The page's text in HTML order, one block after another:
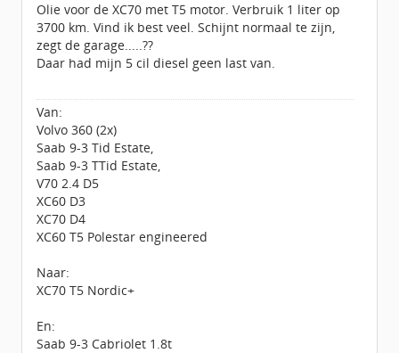
Geregistreerd:02 / 2022
Olie voor de XC70 met T5 motor. Verbruik 1 liter op
3700 km. Vind ik best veel. Schijnt normaal te zijn,
zegt de garage.....??
Daar had mijn 5 cil diesel geen last van.
Van:
Volvo 360 (2x)
Saab 9-3 Tid Estate,
Saab 9-3 TTid Estate,
V70 2.4 D5
XC60 D3
XC70 D4
XC60 T5 Polestar engineered
Naar:
XC70 T5 Nordic+
En:
Saab 9-3 Cabriolet 1.8t